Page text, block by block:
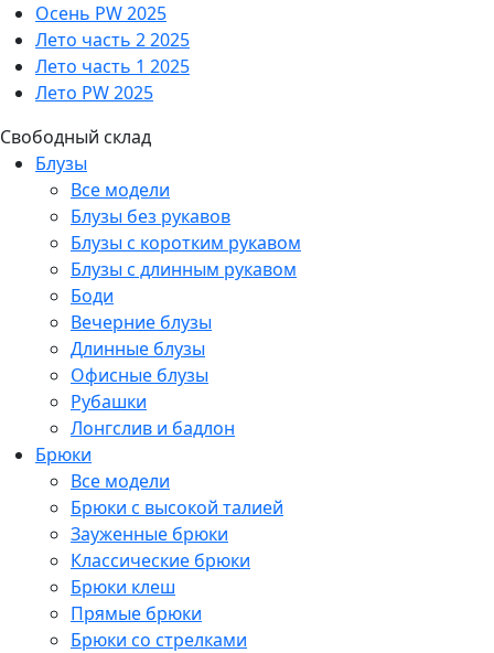
Осень PW 2025
Лето часть 2 2025
Лето часть 1 2025
Лето PW 2025
Свободный склад
Блузы
Все модели
Блузы без рукавов
Блузы с коротким рукавом
Блузы с длинным рукавом
Боди
Вечерние блузы
Длинные блузы
Офисные блузы
Рубашки
Лонгслив и бадлон
Брюки
Все модели
Брюки с высокой талией
Зауженные брюки
Классические брюки
Брюки клеш
Прямые брюки
Брюки со стрелками